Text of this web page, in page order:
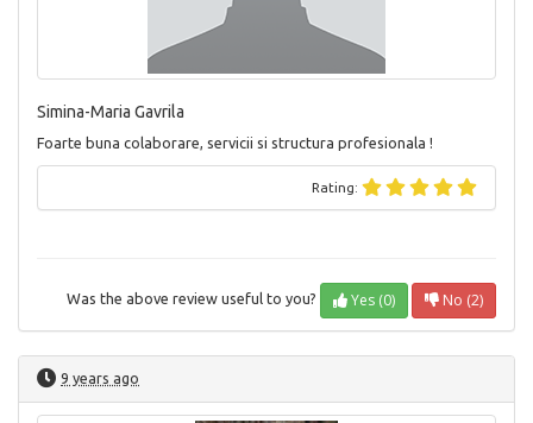
Simina-Maria Gavrila
Foarte buna colaborare, servicii si structura profesionala !
Rating:
Was the above review useful to you? Yes (0) No (2)
9 years ago